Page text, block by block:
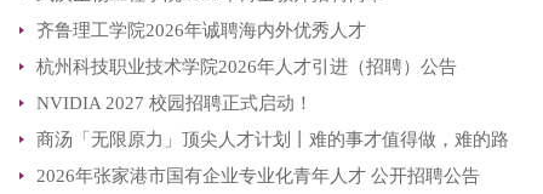
齐鲁理工学院2026年诚聘海内外优秀人才
杭州科技职业技术学院2026年人才引进（招聘）公告
NVIDIA 2027 校园招聘正式启动！
商汤「无限原力」顶尖人才计划丨难的事才值得做，难的路
才值得走
2026年张家港市国有企业专业化青年人才 公开招聘公告